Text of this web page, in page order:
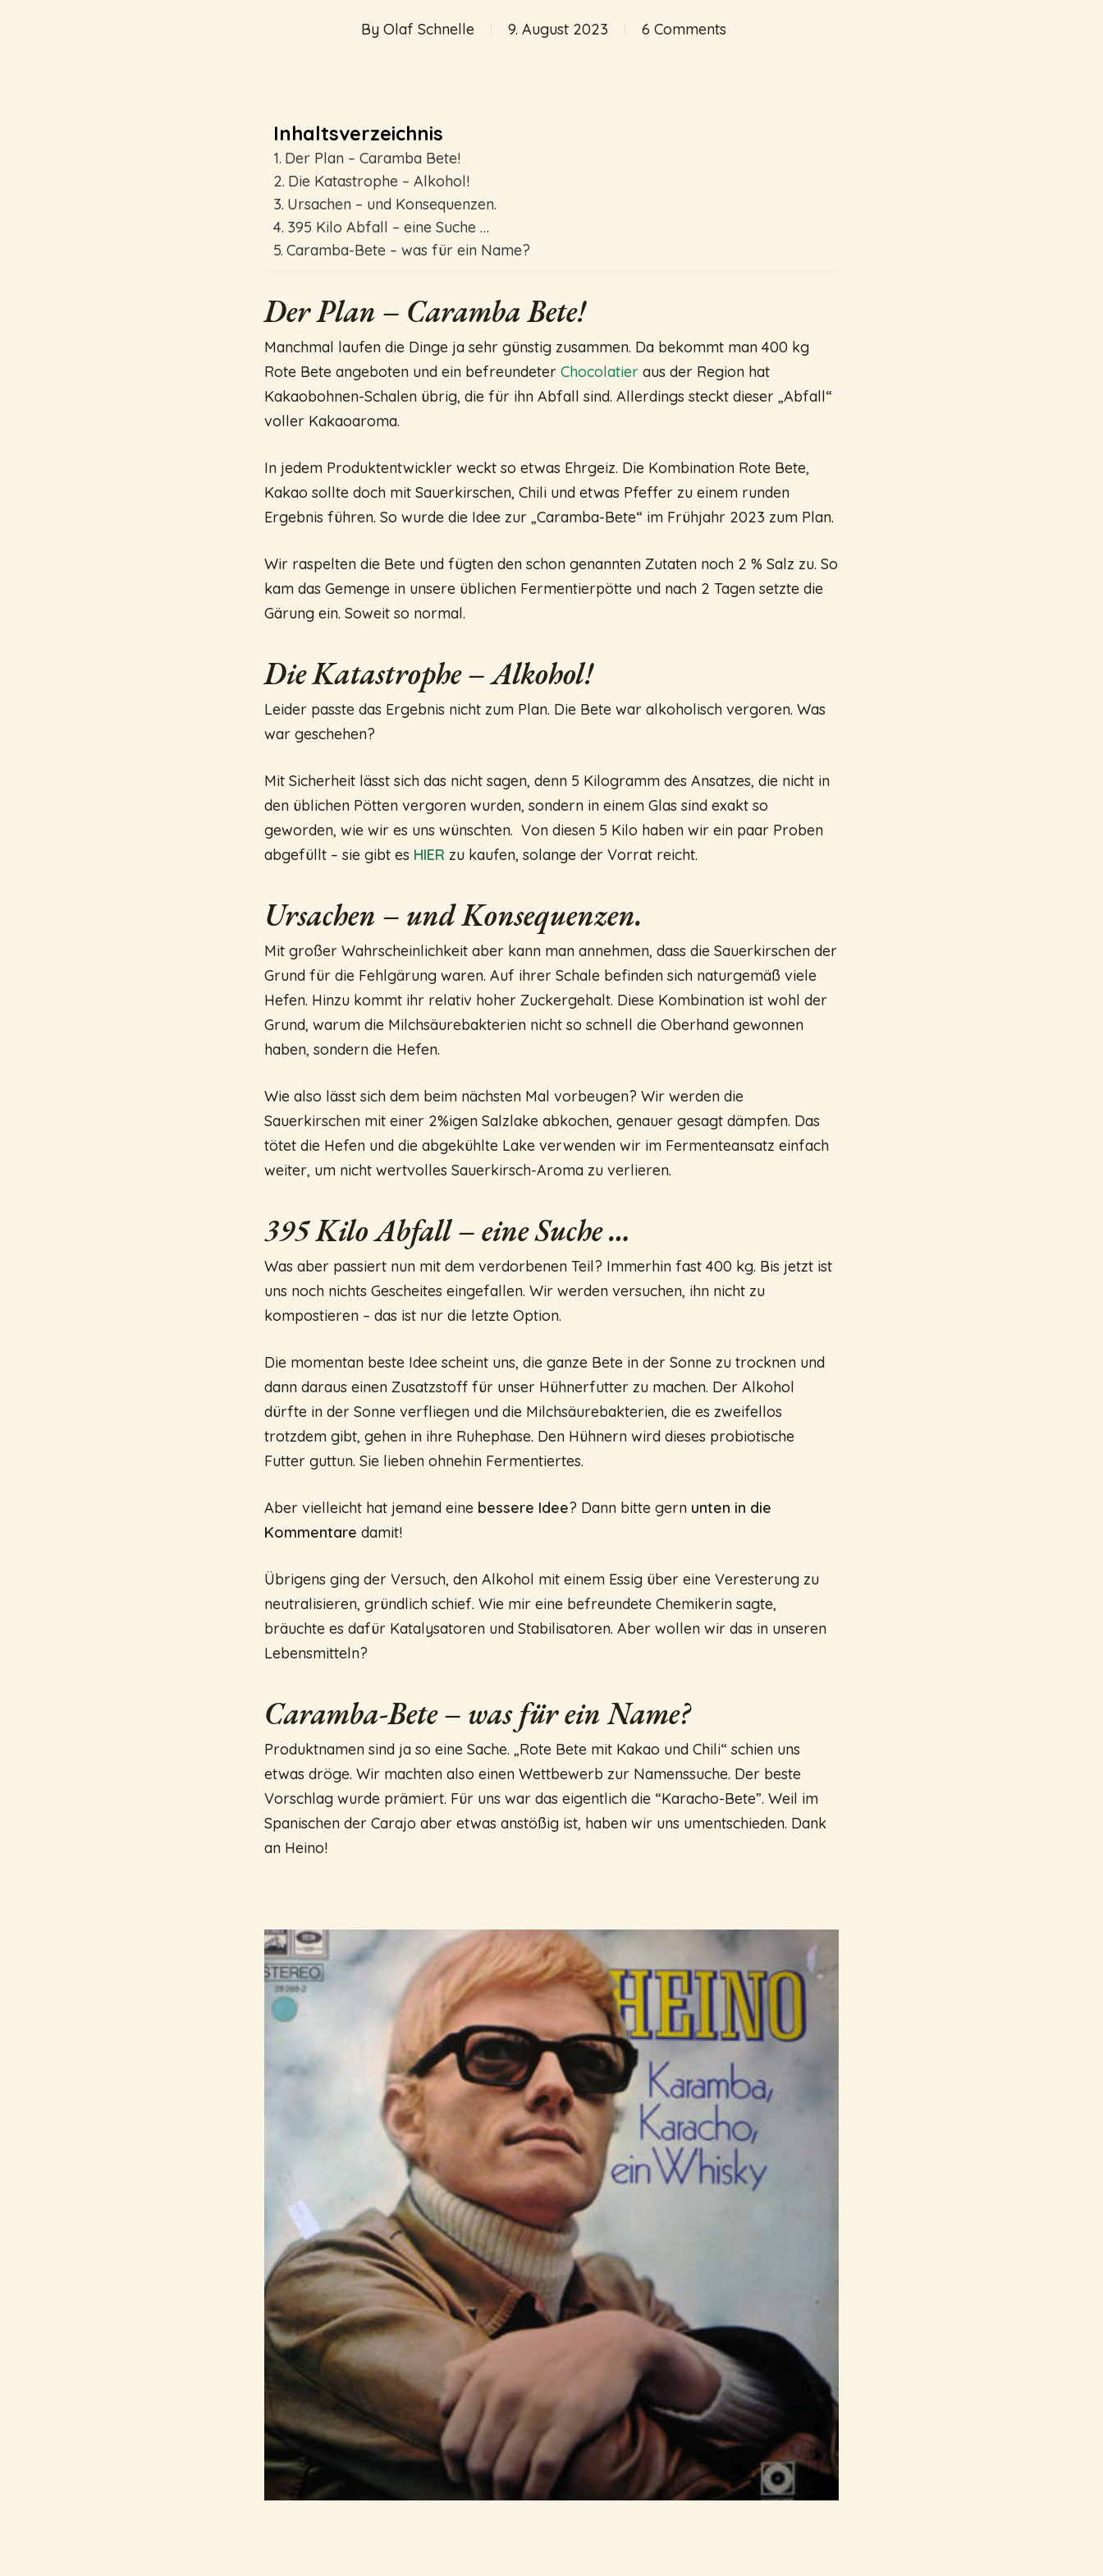
By Olaf Schnelle 9. August 2023 6 Comments
Inhaltsverzeichnis
Der Plan – Caramba Bete!
Die Katastrophe – Alkohol!
Ursachen – und Konsequenzen.
395 Kilo Abfall – eine Suche …
Caramba-Bete – was für ein Name?
Der Plan – Caramba Bete!
Manchmal laufen die Dinge ja sehr günstig zusammen. Da bekommt man 400 kg
Rote Bete angeboten und ein befreundeterChocolatier aus der Region hat
Kakaobohnen-Schalen übrig, die für ihn Abfall sind. Allerdings steckt dieser „Abfall“
voller Kakaoaroma.
In jedem Produktentwickler weckt so etwas Ehrgeiz. Die Kombination Rote Bete,
Kakao sollte doch mit Sauerkirschen, Chili und etwas Pfeffer zu einem runden
Ergebnis führen. So wurde die Idee zur „Caramba-Bete“ im Frühjahr 2023 zum Plan.
Wir raspelten die Bete und fügten den schon genannten Zutaten noch 2 % Salz zu. So
kam das Gemenge in unsere üblichen Fermentierpötte und nach 2 Tagen setzte die
Gärung ein. Soweit so normal.
Die Katastrophe – Alkohol!
Leider passte das Ergebnis nicht zum Plan. Die Bete war alkoholisch vergoren. Was
war geschehen?
Mit Sicherheit lässt sich das nicht sagen, denn 5 Kilogramm des Ansatzes, die nicht in
den üblichen Pötten vergoren wurden, sondern in einem Glas sind exakt so
geworden, wie wir es uns wünschten. Von diesen 5 Kilo haben wir ein paar Proben
abgefüllt – sie gibt es HIER zu kaufen, solange der Vorrat reicht.
Ursachen – und Konsequenzen.
Mit großer Wahrscheinlichkeit aber kann man annehmen, dass die Sauerkirschen der
Grund für die Fehlgärung waren. Auf ihrer Schale befinden sich naturgemäß viele
Hefen. Hinzu kommt ihr relativ hoher Zuckergehalt. Diese Kombination ist wohl der
Grund, warum die Milchsäurebakterien nicht so schnell die Oberhand gewonnen
haben, sondern die Hefen.
Wie also lässt sich dem beim nächsten Mal vorbeugen? Wir werden die
Sauerkirschen mit einer 2%igen Salzlake abkochen, genauer gesagt dämpfen. Das
tötet die Hefen und die abgekühlte Lake verwenden wir im Fermenteansatz einfach
weiter, um nicht wertvolles Sauerkirsch-Aroma zu verlieren.
395 Kilo Abfall – eine Suche …
Was aber passiert nun mit dem verdorbenen Teil? Immerhin fast 400 kg. Bis jetzt ist
uns noch nichts Gescheites eingefallen. Wir werden versuchen, ihn nicht zu
kompostieren – das ist nur die letzte Option.
Die momentan beste Idee scheint uns, die ganze Bete in der Sonne zu trocknen und
dann daraus einen Zusatzstoff für unser Hühnerfutter zu machen. Der Alkohol
dürfte in der Sonne verfliegen und die Milchsäurebakterien, die es zweifellos
trotzdem gibt, gehen in ihre Ruhephase. Den Hühnern wird dieses probiotische
Futter guttun. Sie lieben ohnehin Fermentiertes.
Aber vielleicht hat jemand eine bessere Idee? Dann bitte gern unten in die
Kommentare damit!
Übrigens ging der Versuch, den Alkohol mit einem Essig über eine Veresterung zu
neutralisieren, gründlich schief. Wie mir eine befreundete Chemikerin sagte,
bräuchte es dafür Katalysatoren und Stabilisatoren. Aber wollen wir das in unseren
Lebensmitteln?
Caramba-Bete – was für ein Name?
Produktnamen sind ja so eine Sache. „Rote Bete mit Kakao und Chili“ schien uns
etwas dröge. Wir machten also einen Wettbewerb zur Namenssuche. Der beste
Vorschlag wurde prämiert. Für uns war das eigentlich die “Karacho-Bete”. Weil im
Spanischen der Carajo aber etwas anstößig ist, haben wir uns umentschieden. Dank
an Heino!
Video abspielen